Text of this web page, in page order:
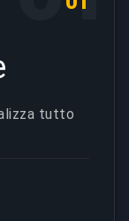
tutto